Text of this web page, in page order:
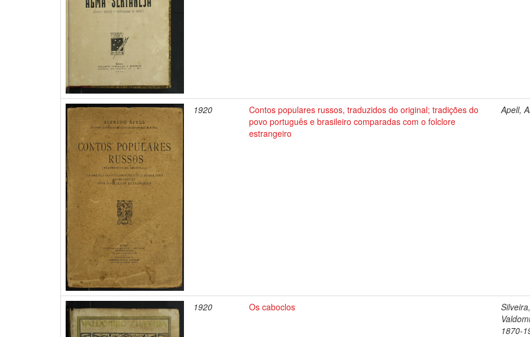
1920
Contos populares russos, traduzidos do original; tradições do
povo português e brasileiro comparadas com o folclore
estrangeiro
Apell,
1920 Os caboclos
Silveira,
1870-